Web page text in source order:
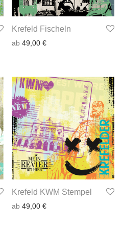
Krefeld Fischeln
ab 49,00 €
Krefeld KWM Stempel
ab 49,00 €